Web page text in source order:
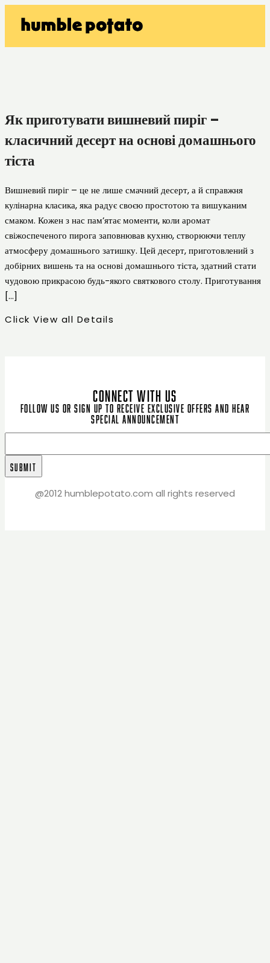
Як приготувати вишневий пиріг –
класичний десерт на основі домашнього
тіста
Вишневий пиріг – це не лише смачний десерт, а й справжня
кулінарна класика, яка радує своєю простотою та вишуканим
смаком. Кожен з нас пам’ятає моменти, коли аромат
свіжоспеченого пирога заповнював кухню, створюючи теплу
атмосферу домашнього затишку. Цей десерт, приготовлений з
добірних вишень та на основі домашнього тіста, здатний стати
чудовою прикрасою будь-якого святкового столу. Приготування
[…]
Click View all Details
CONNECT WITH US
Follow us or sign up to receive exclusive offers and hear
special announcement
@2012 humblepotato.com all rights reserved